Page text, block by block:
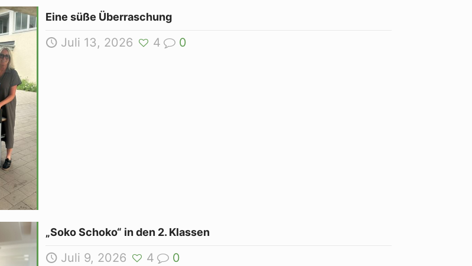
Eine süße Überraschung
Juli 13, 2026 0
4
„Soko Schoko“ in den 2. Klassen
Juli 9, 2026 0
4